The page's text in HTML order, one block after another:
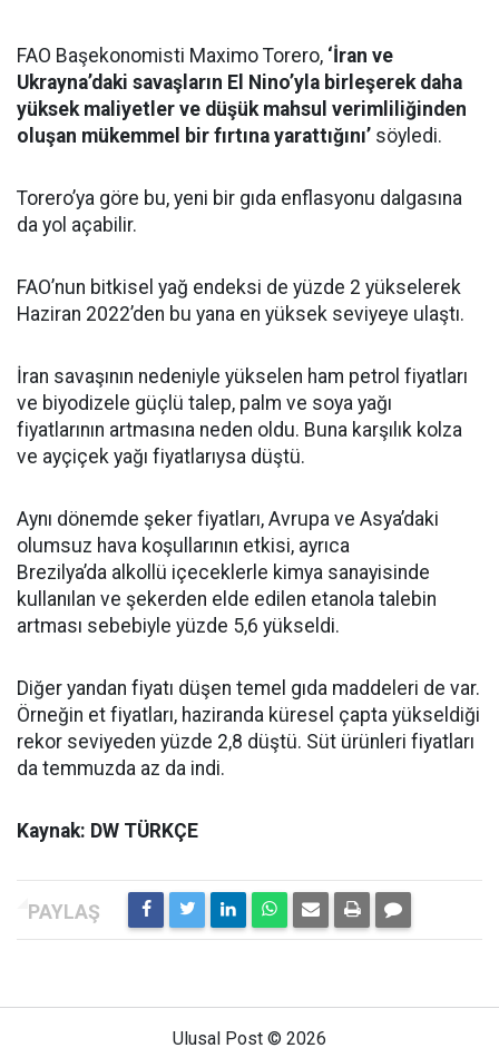
FAO Başekonomisti Maximo Torero, ‘İran ve
Ukrayna’daki savaşların El Nino’yla birleşerek daha
yüksek maliyetler ve düşük mahsul verimliliğinden
oluşan mükemmel bir fırtına yarattığını’ söyledi.
Torero’ya göre bu, yeni bir gıda enflasyonu dalgasına
da yol açabilir.
FAO’nun bitkisel yağ endeksi de yüzde 2 yükselerek
Haziran 2022’den bu yana en yüksek seviyeye ulaştı.
İran savaşının nedeniyle yükselen ham petrol fiyatları
ve biyodizele güçlü talep, palm ve soya yağı
fiyatlarının artmasına neden oldu. Buna karşılık kolza
ve ayçiçek yağı fiyatlarıysa düştü.
Aynı dönemde şeker fiyatları, Avrupa ve Asya’daki
olumsuz hava koşullarının etkisi, ayrıca
Brezilya’da alkollü içeceklerle kimya sanayisinde
kullanılan ve şekerden elde edilen etanola talebin
artması sebebiyle yüzde 5,6 yükseldi.
Diğer yandan fiyatı düşen temel gıda maddeleri de var.
Örneğin et fiyatları, haziranda küresel çapta yükseldiği
rekor seviyeden yüzde 2,8 düştü. Süt ürünleri fiyatları
da temmuzda az da indi.
Kaynak: DW TÜRKÇE
Ulusal Post © 2026